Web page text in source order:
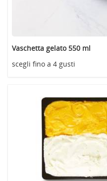
Vaschetta gelato 550 ml
scegli fino a 4 gusti